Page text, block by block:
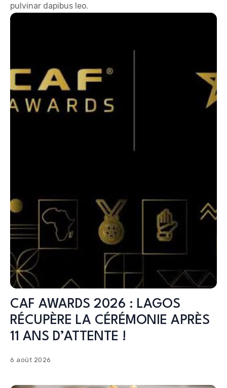
pulvinar dapibus leo.
CAF AWARDS 2026 : LAGOS
RÉCUPÈRE LA CÉRÉMONIE APRÈS
11 ANS D’ATTENTE !
6 août 2026